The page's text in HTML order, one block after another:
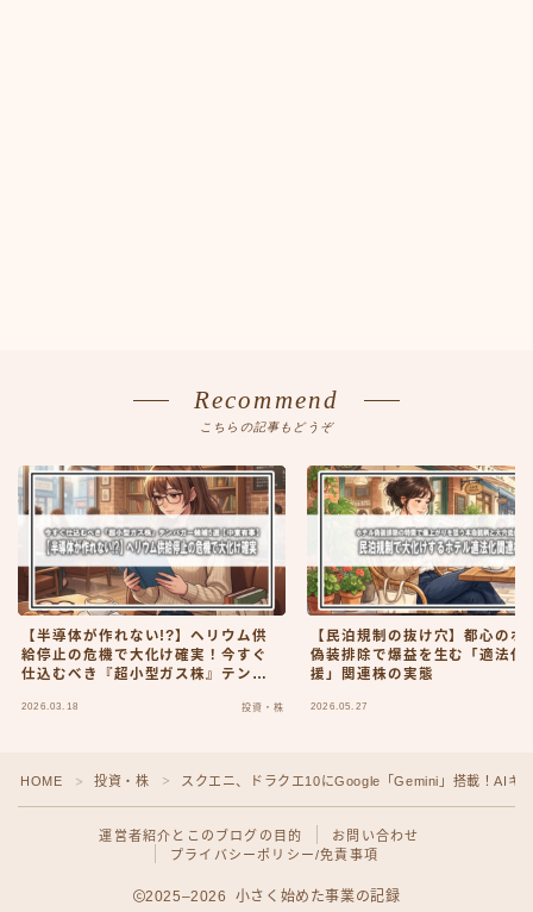
Recommend
こちらの記事もどうぞ
【半導体が作れない!?】ヘリウム供
給停止の危機で大化け確実！今すぐ
仕込むべき『超小型ガス株』テンバ
2026.03.18 投資・株
【民泊規制の抜け穴】都心のホ
偽装排除で爆益を生む「適法化
援」関連株の実態
2026.05.27
HOME ＞ 投資・株 ＞ スクエニ、ドラクエ10にGoogle「Gemini」搭載！AIキ
運営者紹介とこのブログの目的
お問い合わせ
プライバシーポリシー/免責事項
2025–2026 小さく始めた事業の記録